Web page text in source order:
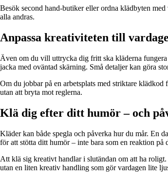
Besök second hand-butiker eller ordna klädbyten
alla andras.
Anpassa kreativiteten till
Även om du vill uttrycka dig fritt ska kläderna
jacka med oväntad skärning. Små detaljer kan göra
Om du jobbar på en arbetsplats med striktare
utan att bryta mot reglerna.
Klä dig efter ditt humör – och
Kläder kan både spegla och påverka hur du mår. En
för att stötta ditt humör – inte bara som en reaktion på
Att klä sig kreativt handlar i slutändan om att ha
utan en liten kreativ handling som gör vardagen lite